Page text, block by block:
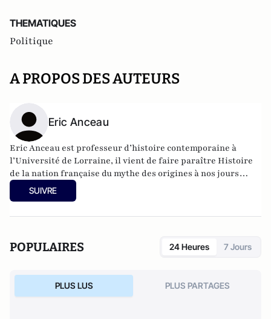
THEMATIQUES
Politique
A PROPOS DES AUTEURS
Eric Anceau
Eric Anceau est professeur d’histoire contemporaine à
l’Université de Lorraine, il vient de faire paraître Histoire
de la nation française du mythe des origines à nos jours
(Tallandier, 2025) et de diriger Nouvelle Histoire de France.
100 historiens et historiennes racontent la France (Passés
SUIVRE
POPULAIRES 24 Heures 7 Jours
PLUS LUS PLUS PARTAGES